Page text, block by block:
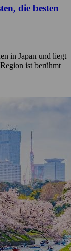
die besten
in Japan und liegt
ist berühmt